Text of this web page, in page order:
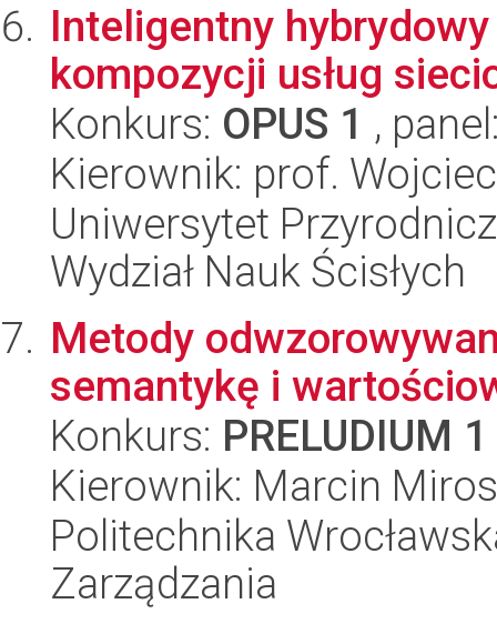
Inteligentny
kompozycji usług
Konkurs: OPUS 1 ,
Kierownik: prof.
Uniwersytet
Wydział Nauk Ścisłych
Metody
semantykę i
Konkurs: PRELUDIUM 1
Kierownik: Marcin
Politechnika
Zarządzania